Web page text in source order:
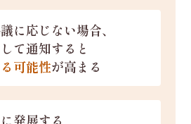
に応じない場合、
て通知すると
可能性が高まる
発展する